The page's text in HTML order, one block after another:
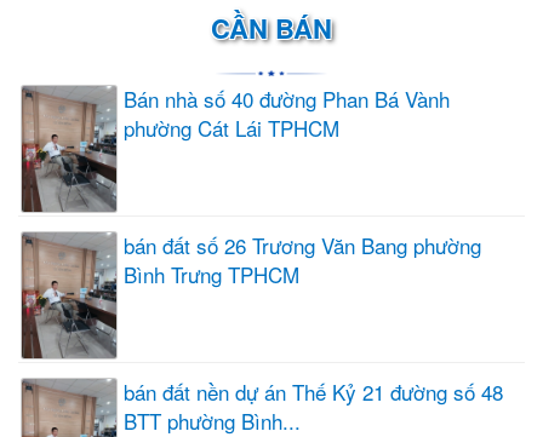
CẦN BÁN
Bán nhà số 40 đường Phan Bá Vành
phường Cát Lái TPHCM
bán đất số 26 Trương Văn Bang phường
Bình Trưng TPHCM
bán đất nền dự án Thế Kỷ 21 đường số 48
BTT phường Bình...